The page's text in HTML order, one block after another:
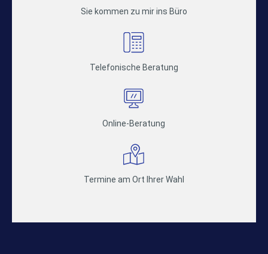
Sie kommen zu mir ins Büro
Telefonische Beratung
Online-Beratung
Termine am Ort Ihrer Wahl